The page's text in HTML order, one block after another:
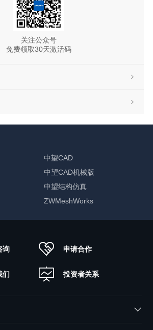
关注公众号
免费领取30天激活码
中望CAD
中望CAD机械版
中望结构仿真
ZWMeshWorks
询 申请合作
们 投资者关系